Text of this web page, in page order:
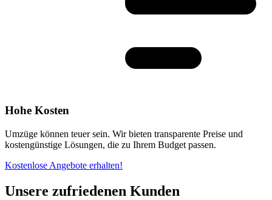
Hohe Kosten
Umzüge können teuer sein. Wir bieten transparente Preise und
kostengünstige Lösungen, die zu Ihrem Budget passen.
Kostenlose Angebote erhalten!
Unsere zufriedenen Kunden